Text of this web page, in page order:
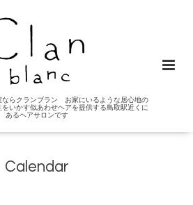
ならクランブラン お家にいるような居心地の
いかす似あわせヘアを提供する鳥取駅近くに
あるヘアサロンです
Calendar